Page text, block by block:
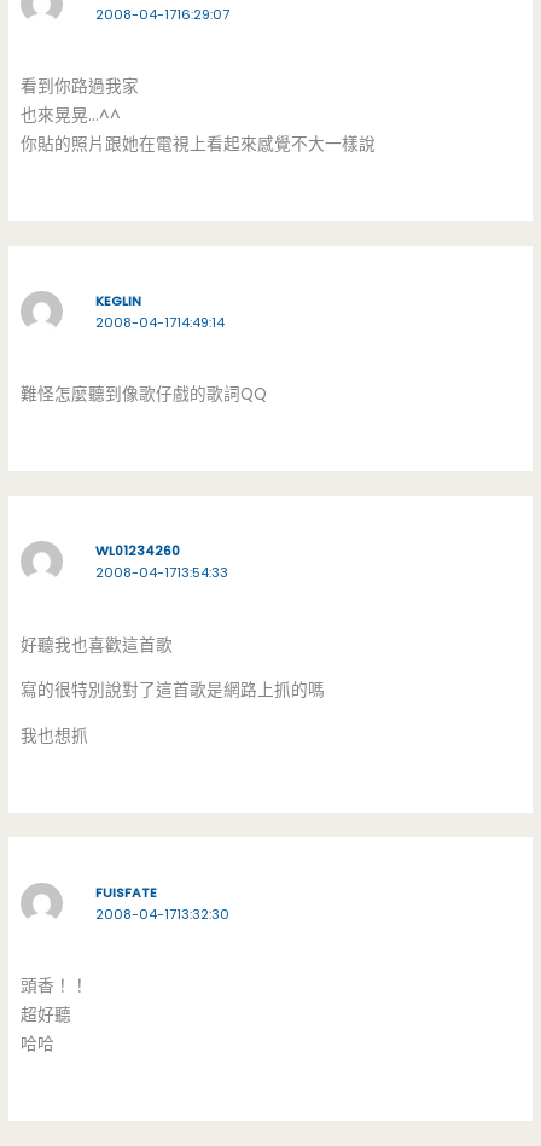
2008-04-1716:29:07
看到你路過我家
也來晃晃…^^
你貼的照片跟她在電視上看起來感覺不大一樣說
KEGLIN
2008-04-1714:49:14
難怪怎麼聽到像歌仔戲的歌詞QQ
WL01234260
2008-04-1713:54:33
好聽我也喜歡這首歌
寫的很特別說對了這首歌是網路上抓的嗎
我也想抓
FUISFATE
2008-04-1713:32:30
頭香！！
超好聽
哈哈